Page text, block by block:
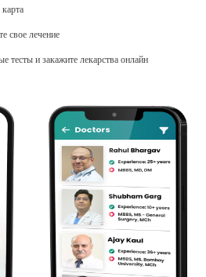
свое лечение
тесты и закажите лекарства онлайн